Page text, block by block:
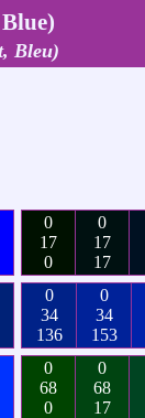
Bleu)
0
17
0
0
17
17
0
34
136
0
34
153
0
68
0
0
68
17